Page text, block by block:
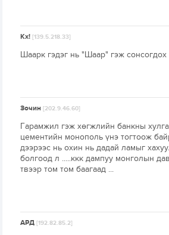
Кх![139.5.218.33]
Шаарк гэдэг нь "Шаар" гэж
Зочин[202.9.46.60]
Гарамжил гэж хөгжлийн банкны
цементийн монополь үнэ тогтоож
дээрээс нь охин нь дадай ламыг
болгоод л .....ккк дампуу монголын
твээр том том баагаад ...
АРД[192.82.85.2]